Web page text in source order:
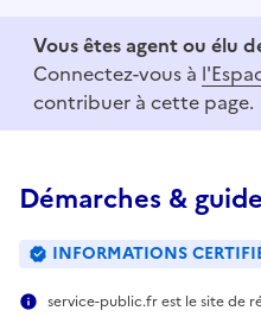
Vous êtes agent ou élu
Connectez-vous à
contribuer à cette page.
Démarches &
INFORMATIONS
service-public.fr est le site de